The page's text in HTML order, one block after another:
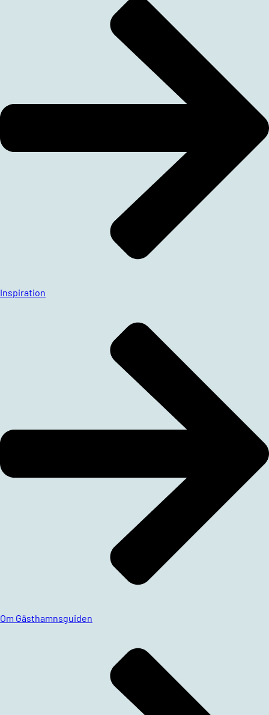
Inspiration
Om Gästhamnsguiden